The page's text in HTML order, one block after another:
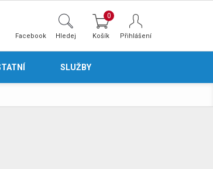
Přihlášení
0
Hledej
Facebook
SLUŽBY